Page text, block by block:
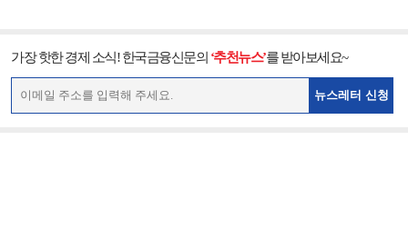
가장 핫한 경제 소식! 한국금융신문의 ‘추천뉴스’를 받아보세요~
뉴스레터 신청